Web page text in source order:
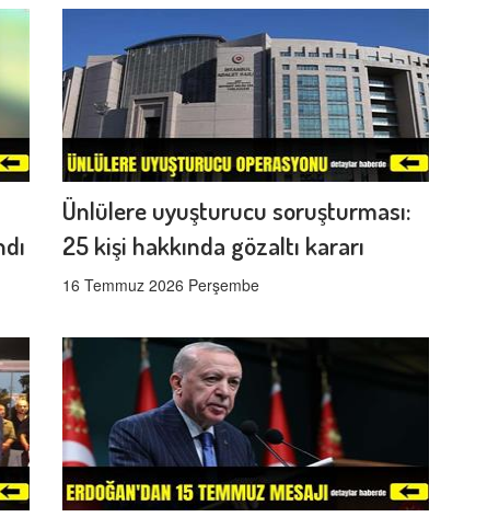
Ünlülere uyuşturucu soruşturması:
25 kişi hakkında gözaltı kararı
16 Temmuz 2026 Perşembe